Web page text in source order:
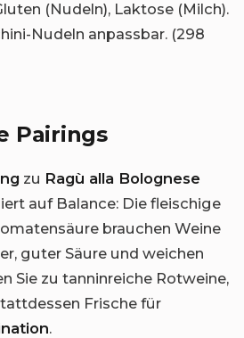
(Nudeln), Laktose (Milch).
Nudeln anpassbar. (298
Pairings
zu Ragù alla Bolognese
auf Balance: Die fleischige
brauchen Weine
guter Säure und weichen
Sie zu tanninreiche Rotweine,
Frische für
.